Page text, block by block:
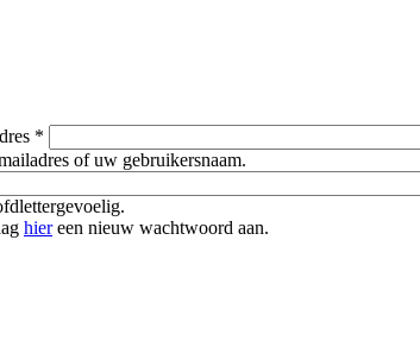
*
of uw gebruikersnaam.
hiereen nieuw wachtwoord aan.